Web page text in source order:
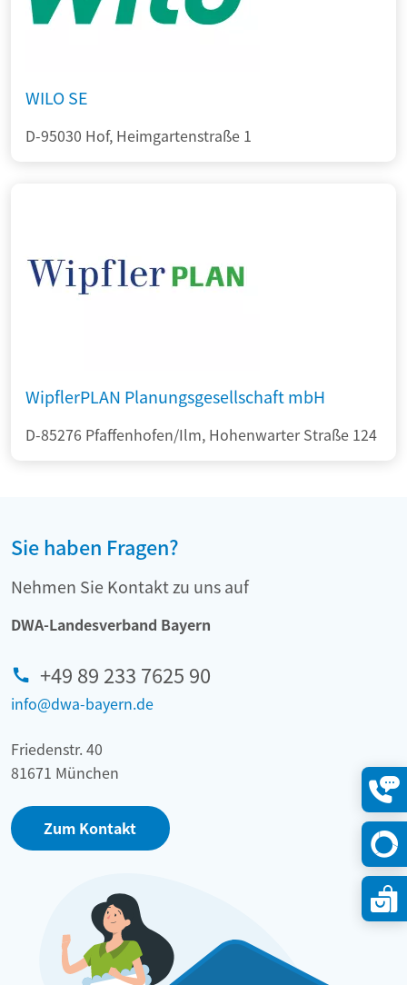
WILO SE
D-95030 Hof, Heimgartenstraße 1
WipflerPLAN Planungsgesellschaft mbH
D-85276 Pfaffenhofen/Ilm, Hohenwarter Straße 124
Sie haben Fragen?
Nehmen Sie Kontakt zu uns auf
DWA-Landesverband Bayern
+49 89 233 7625 90
info@dwa-bayern.de
Friedenstr. 40
81671 München
Zum Kontakt